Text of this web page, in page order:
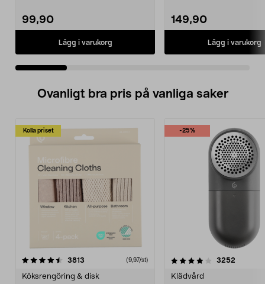
99,90
Lägg i varukorg
149,90
Lägg i varukorg
Ovanligt bra pris på vanliga saker
Kolla priset
3813 (9,97/st)
Köksrengöring & disk
-25%
4.0av 5 stjärnor 3252
Klädvård
4.5av 5 stjärnor